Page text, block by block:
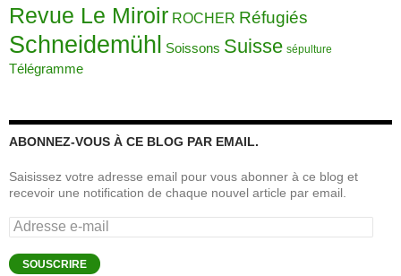
Revue Le Miroir ROCHER Réfugiés
Schneidemühl Soissons Suisse sépulture
Télégramme
ABONNEZ-VOUS À CE BLOG PAR EMAIL.
Saisissez votre adresse email pour vous abonner à ce blog et
recevoir une notification de chaque nouvel article par email.
Adresse
e-
mail
SOUSCRIRE